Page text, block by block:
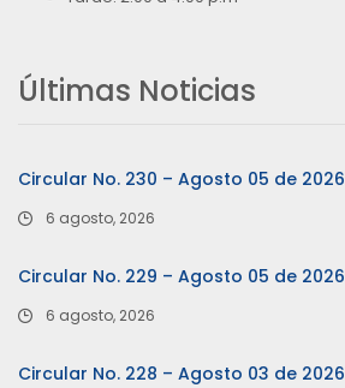
Últimas Noticias
Circular No. 230 – Agosto 05 de 2026
6 agosto, 2026
Circular No. 229 – Agosto 05 de 2026
6 agosto, 2026
Circular No. 228 – Agosto 03 de 2026